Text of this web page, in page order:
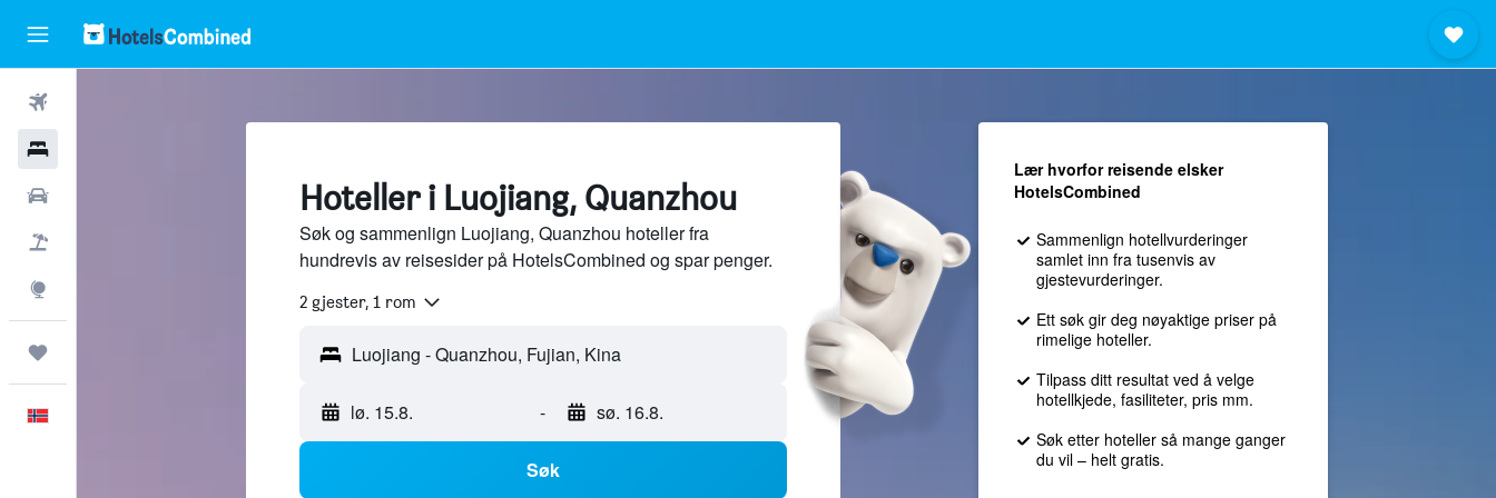
Hoteller i Luojiang, Quanzhou
Søk og sammenlign Luojiang, Quanzhou hoteller fra
hundrevis av reisesider på HotelsCombined og spar penger.
2 gjester, 1 rom
lø. 15.8. - sø. 16.8.
Søk
Lær hvorfor reisende elsker
HotelsCombined
Sammenlign hotellvurderinger
samlet inn fra tusenvis av
gjestevurderinger.
Ett søk gir deg nøyaktige priser på
rimelige hoteller.
Tilpass ditt resultat ved å velge
hotellkjede, fasiliteter, pris mm.
Søk etter hoteller så mange ganger
du vil – helt gratis.